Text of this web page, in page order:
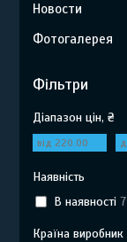
Новости
Фотогалерея
Фільтри
Діапазон цін, ₴
Наявність
В наявності 7
Країна виробник